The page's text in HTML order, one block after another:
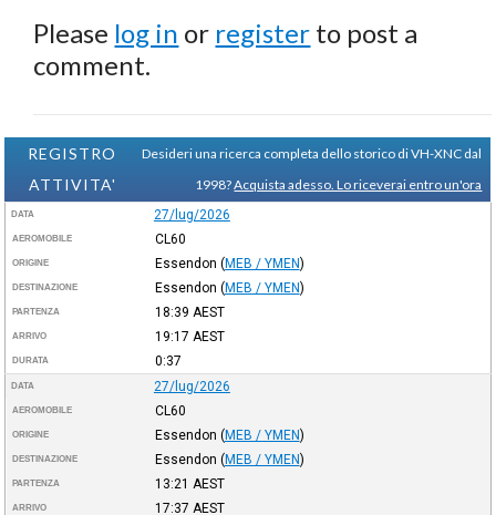
Please log in or register to post a
comment.
REGISTRO
ATTIVITA'
Desideri una ricerca completa dello storico di VH-XNC dal
1998?Acquista adesso. Lo riceverai entro un'ora
DATA 27/lug/2026
AEROMOBILE CL60
ORIGINE Essendon (MEB / YMEN)
DESTINAZIONE Essendon (MEB / YMEN)
PARTENZA 18:39 AEST
ARRIVO 19:17 AEST
DURATA 0:37
DATA 27/lug/2026
AEROMOBILE CL60
ORIGINE Essendon (MEB / YMEN)
DESTINAZIONE Essendon (MEB / YMEN)
PARTENZA 13:21 AEST
ARRIVO 17:37 AEST